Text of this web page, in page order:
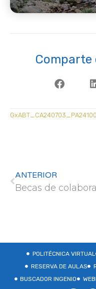
Comparte
ANTERIOR
POLITÉCNICA VIRTUAL
RESERVA DE AULAS
BUSCADOR INGENIO